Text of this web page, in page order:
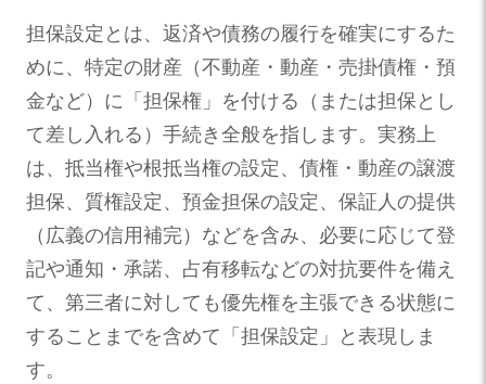
担保設定とは、返済や債務の履行を確実にするた
めに、特定の財産（不動産・動産・売掛債権・預
金など）に「担保権」を付ける（または担保とし
て差し入れる）手続き全般を指します。実務上
は、抵当権や根抵当権の設定、債権・動産の譲渡
担保、質権設定、預金担保の設定、保証人の提供
（広義の信用補完）などを含み、必要に応じて登
記や通知・承諾、占有移転などの対抗要件を備え
て、第三者に対しても優先権を主張できる状態に
することまでを含めて「担保設定」と表現しま
す。